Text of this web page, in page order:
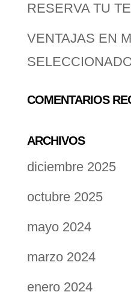
RESERVA TU
VENTAJAS EN
COMENTARIOS
ARCHIVOS
diciembre 2025
octubre 2025
mayo 2024
marzo 2024
enero 2024